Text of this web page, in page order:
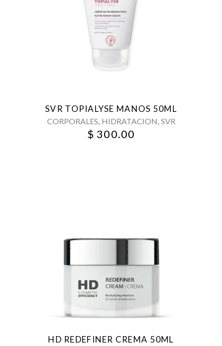
SVR TOPIALYSE MANOS 50ML
CORPORALES, HIDRATACION, SVR
$ 300.00
HD REDEFINER CREMA 50ML